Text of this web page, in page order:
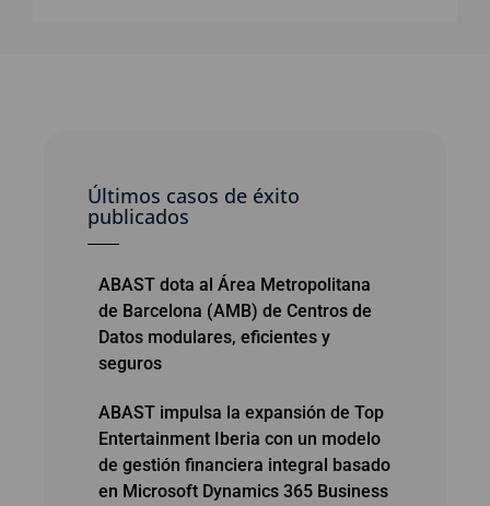
Últimos casos de éxito
publicados
ABAST dota al Área Metropolitana
de Barcelona (AMB) de Centros de
Datos modulares, eficientes y
seguros
ABAST impulsa la expansión de Top
Entertainment Iberia con un modelo
de gestión financiera integral basado
en Microsoft Dynamics 365 Business